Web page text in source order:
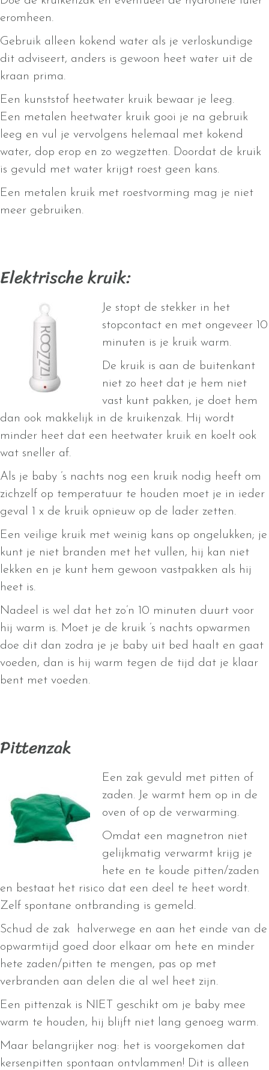
eromheen.
Gebruik alleen kokend water als je verloskundige
dit adviseert, anders is gewoon heet water uit de
kraan prima.
Een kunststof heetwater kruik bewaar je leeg.
Een metalen heetwater kruik gooi je na gebruik
leeg en vul je vervolgens helemaal met kokend
water, dop erop en zo wegzetten. Doordat de kruik
is gevuld met water krijgt roest geen kans.
Een metalen kruik met roestvorming mag je niet
meer gebruiken.
Elektrische kruik:
Je stopt de stekker in het
stopcontact en met ongeveer 10
minuten is je kruik warm.
De kruik is aan de buitenkant
niet zo heet dat je hem niet
vast kunt pakken, je doet hem
dan ook makkelijk in de kruikenzak. Hij wordt
minder heet dat een heetwater kruik en koelt ook
wat sneller af.
Als je baby ’s nachts nog een kruik nodig heeft om
zichzelf op temperatuur te houden moet je in ieder
geval 1 x de kruik opnieuw op de lader zetten.
Een veilige kruik met weinig kans op ongelukken; je
kunt je niet branden met het vullen, hij kan niet
lekken en je kunt hem gewoon vastpakken als hij
heet is.
Nadeel is wel dat het zo’n 10 minuten duurt voor
hij warm is. Moet je de kruik ’s nachts opwarmen
doe dit dan zodra je je baby uit bed haalt en gaat
voeden, dan is hij warm tegen de tijd dat je klaar
bent met voeden.
Pittenzak
Een zak gevuld met pitten of
zaden. Je warmt hem op in de
oven of op de verwarming.
Omdat een magnetron niet
gelijkmatig verwarmt krijg je
hete en te koude pitten/zaden
en bestaat het risico dat een deel te heet wordt.
Zelf spontane ontbranding is gemeld.
Schud de zak halverwege en aan het einde van de
opwarmtijd goed door elkaar om hete en minder
hete zaden/pitten te mengen, pas op met
verbranden aan delen die al wel heet zijn.
Een pittenzak is NIET geschikt om je baby mee
warm te houden, hij blijft niet lang genoeg warm.
Maar belangrijker nog: het is voorgekomen dat
kersenpitten spontaan ontvlammen! Dit is alleen